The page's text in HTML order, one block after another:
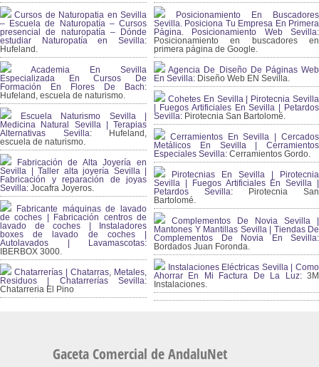
Cursos de Naturopatia en Sevilla
– Escuela de Naturopatía – Cursos
presencial de naturopatía – Dónde
estudiar Naturopatía en Sevilla:
Hufeland.
Academia En Sevilla
Especializada En Cursos De
Formación En Flores De Bach:
Hufeland, escuela de naturismo.
Escuela Naturismo Sevilla |
Medicina Natural Sevilla | Terapias
Alternativas Sevilla: Hufeland,
escuela de naturismo.
Fabricación de Alta Joyería en
Sevilla | Taller alta joyería Sevilla |
Fabricación y reparación de joyas
Sevilla: Jocafra Joyeros.
Fabricante máquinas de lavado
de coches | Fabricación centros de
lavado de coches | Instaladores
boxes de lavado de coches |
Autolavados | Lavamascotas:
IBERBOX 3000.
Chatarrerías | Chatarras, Metales,
Residuos | Chatarrerías Sevilla:
Chatarreria El Pino
Posicionamiento En Buscadores
Sevilla. Posiciona Tu Empresa En Primera
Página. Posicionamiento Web Sevilla:
Posicionamiento en buscadores en
primera página de Google.
Agencia De Diseño De Páginas Web
En Sevilla: Diseño Web EN Sevilla.
Cohetes En Sevilla | Pirotecnia Sevilla
| Fuegos Artificiales En Sevilla | Petardos
Sevilla: Pirotecnia San Bartolomé.
Cerramientos En Sevilla | Cercados
Metálicos En Sevilla | Cerramientos
Especiales Sevilla: Cerramientos Gordo.
Pirotecnias En Sevilla | Pirotecnia
Sevilla | Fuegos Artificiales En Sevilla |
Petardos Sevilla: Pirotecnia San
Bartolomé.
Complementos De Novia Sevilla |
Mantones Y Mantillas Sevilla | Tiendas De
Complementos De Novia En Sevilla:
Bordados Juan Foronda.
Instalaciones Eléctricas Sevilla | Como
Ahorrar En Mi Factura De La Luz:3M
Instalaciones.
Gaceta Comercial de AndaluNet